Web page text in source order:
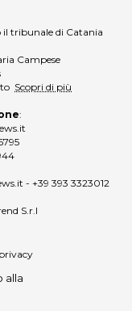
il tribunale di Catania
Campese
Scopri di più
:
- +39 393 3323012
S.r.l
alla